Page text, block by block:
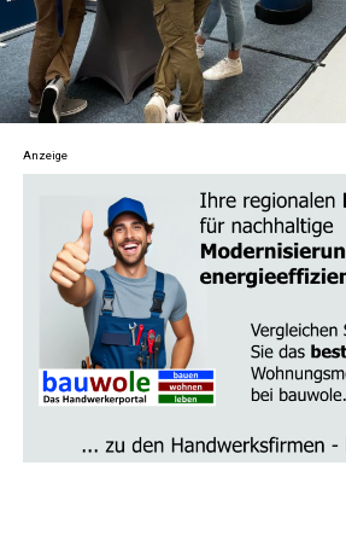
Astro­lo­gie: Erkun­de die
Ster­ne und Pla­ne­ten und wie
beein­flus­sen. Ler­ne, dein
Chan­cen zu erkennen.
Tarot und Wahr­sa­ge­rei:
des Kar­ten­le­gens und
ri­sche Prak­ti­ken. Erhal­te
de­nen Tarot­kar­ten und ihre
Tipps, wie du dei­ne Intui­ti­on
stär­ken kannst.
Spi­ri­tu­el­le Ritua­le: Fin­de
Anzeige